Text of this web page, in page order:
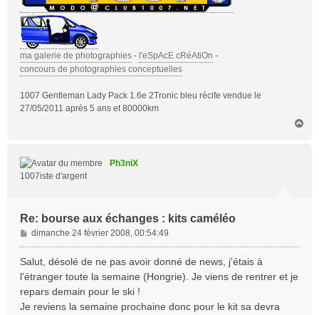
ma galerie de photographies - l'eSpAcE cRéAtiOn -
concours de photographies conceptuelles
1007 Gentleman Lady Pack 1.6e 2Tronic bleu récife vendue le
27/05/2011 après 5 ans et 80000km
Ph3niX
1007iste d'argent
Re: bourse aux échanges : kits caméléo
M
e
s
s
g
e
dimanche 24 février 2008, 00:54:49
Salut, désolé de ne pas avoir donné de news, j'étais à
l'étranger toute la semaine (Hongrie). Je viens de rentrer et je
repars demain pour le ski !
Je reviens la semaine prochaine donc pour le kit sa devra